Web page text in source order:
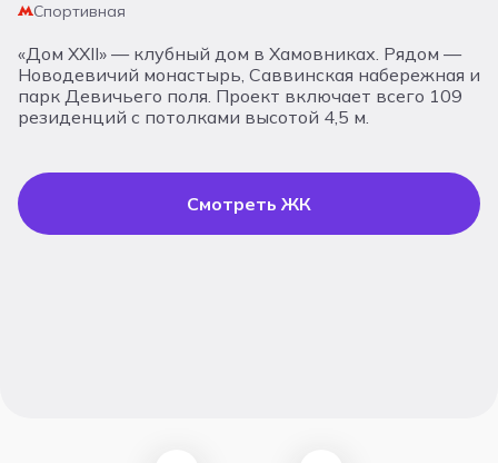
Спортивная
«Дом XXII» — клубный дом в Хамовниках. Рядом —
Новодевичий монастырь, Саввинская набережная и
парк Девичьего поля. Проект включает всего 109
резиденций с потолками высотой 4,5 м.
Смотреть ЖК